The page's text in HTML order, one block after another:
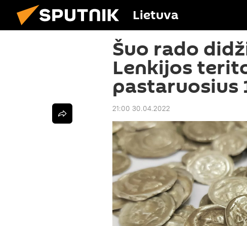
Lietuva
Šuo rado
Lenkijos
pastaruosius
21:00 30.04.2022